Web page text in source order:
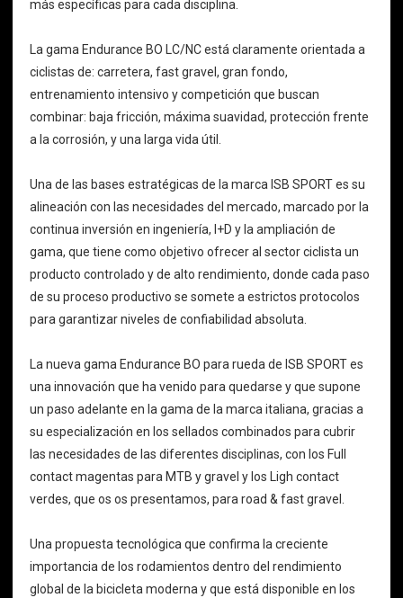
más específicas para cada disciplina.
La gama Endurance BO LC/NC está claramente orientada a
ciclistas de: carretera, fast gravel, gran fondo,
entrenamiento intensivo y competición que buscan
combinar: baja fricción, máxima suavidad, protección frente
a la corrosión, y una larga vida útil.
Una de las bases estratégicas de la marca ISB SPORT es su
alineación con las necesidades del mercado, marcado por la
continua inversión en ingeniería, I+D y la ampliación de
gama, que tiene como objetivo ofrecer al sector ciclista un
producto controlado y de alto rendimiento, donde cada paso
de su proceso productivo se somete a estrictos protocolos
para garantizar niveles de confiabilidad absoluta.
La nueva gama Endurance BO para rueda de ISB SPORT es
una innovación que ha venido para quedarse y que supone
un paso adelante en la gama de la marca italiana, gracias a
su especialización en los sellados combinados para cubrir
las necesidades de las diferentes disciplinas, con los Full
contact magentas para MTB y gravel y los Ligh contact
verdes, que os os presentamos, para road & fast gravel.
Una propuesta tecnológica que confirma la creciente
importancia de los rodamientos dentro del rendimiento
global de la bicicleta moderna y que está disponible en los